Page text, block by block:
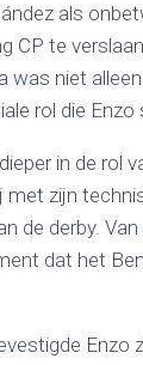
als
CP te
was niet
rol die
in de rol
met zijn
de derby.
dat het
Enzo